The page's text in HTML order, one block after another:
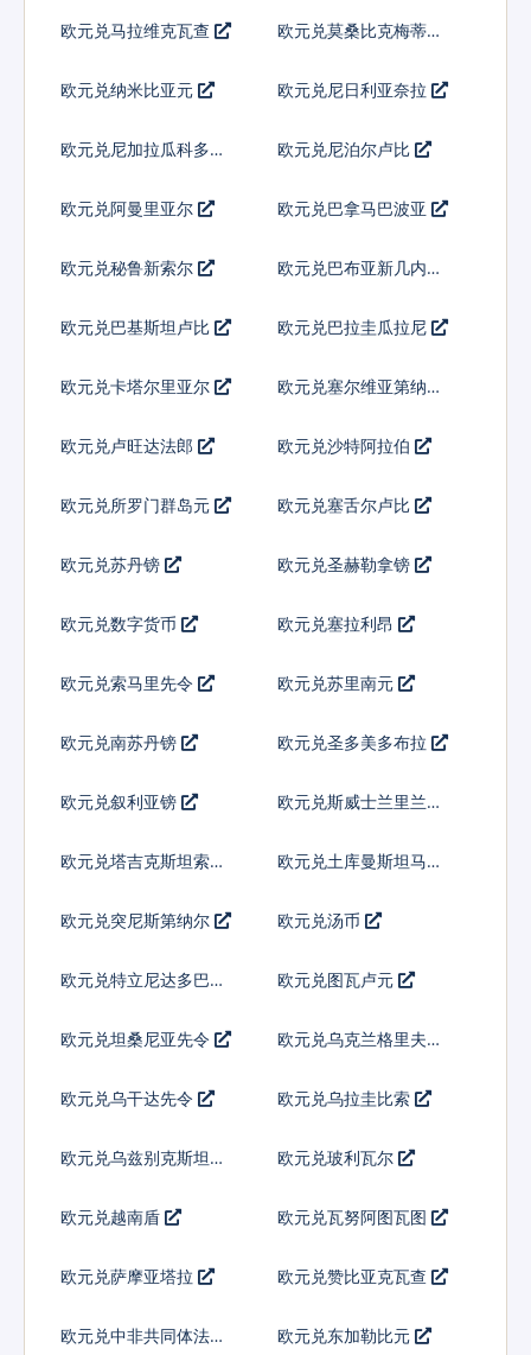
欧元兑马拉维克瓦查
欧元兑莫桑比克梅蒂卡
欧元兑纳米比亚元 欧元兑尼日利亚奈拉
欧元兑尼加拉瓜科多巴 欧元兑尼泊尔卢比
欧元兑阿曼里亚尔 欧元兑巴拿马巴波亚
欧元兑秘鲁新索尔
欧元兑巴布亚新几内亚
欧元兑巴基斯坦卢比 欧元兑巴拉圭瓜拉尼
欧元兑卡塔尔里亚尔 欧元兑塞尔维亚第纳尔
欧元兑卢旺达法郎 欧元兑沙特阿拉伯
欧元兑所罗门群岛元 欧元兑塞舌尔卢比
欧元兑苏丹镑 欧元兑圣赫勒拿镑
欧元兑数字货币 欧元兑塞拉利昂
欧元兑索马里先令 欧元兑苏里南元
欧元兑南苏丹镑 欧元兑圣多美多布拉
欧元兑叙利亚镑
欧元兑斯威士兰里兰吉
欧元兑塔吉克斯坦索莫
欧元兑土库曼斯坦马纳
欧元兑突尼斯第纳尔 欧元兑汤币
欧元兑特立尼达多巴哥
欧元兑图瓦卢元
欧元兑坦桑尼亚先令 欧元兑乌克兰格里夫纳
欧元兑乌干达先令 欧元兑乌拉圭比索
欧元兑乌兹别克斯坦索
欧元兑玻利瓦尔
欧元兑越南盾 欧元兑瓦努阿图瓦图
欧元兑萨摩亚塔拉 欧元兑赞比亚克瓦查
欧元兑中非共同体法郎 欧元兑东加勒比元